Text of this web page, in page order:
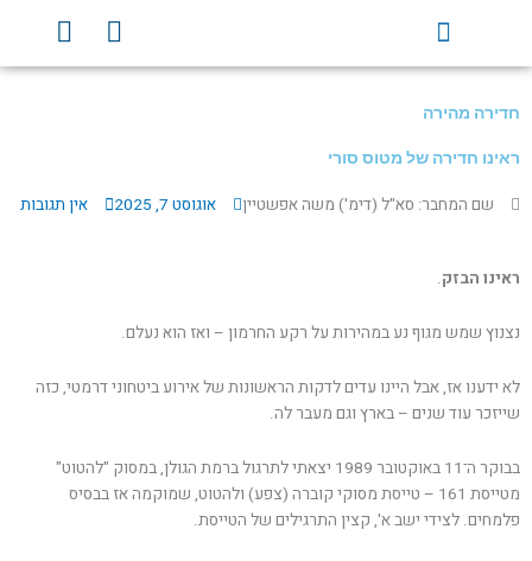
F
a
c
o
k
Y
o
u
e
חדירה מהירה
ראינו חדירה של מטוס סורי
שם המחבר: סא"ל (דימ') משה אפשטיין אוגוסט 7, 2025 אין תגובות
ראינו הבזק.
נצנוץ שמש מגוף נע במהירות על רקע החרמון – ואז הוא נעלם.
לא ידענו אז, אבל היינו עדים לדקות הראשונות של אירוע ביטחוני דרמטי, כזה
שייזכר עוד שנים – בארץ וגם מעבר לה.
בבוקר ה־11 באוקטובר 1989 יצאתי לתרגול ברמת הגולן, במסוק "להטוט"
מטייסת 161 – טייסת מסוקי קוברה (צפע) ולהטוט, שמוקמה אז בבסיס
פלמחים. לצידי ישב א', קצין התרגילים של הטייסת.